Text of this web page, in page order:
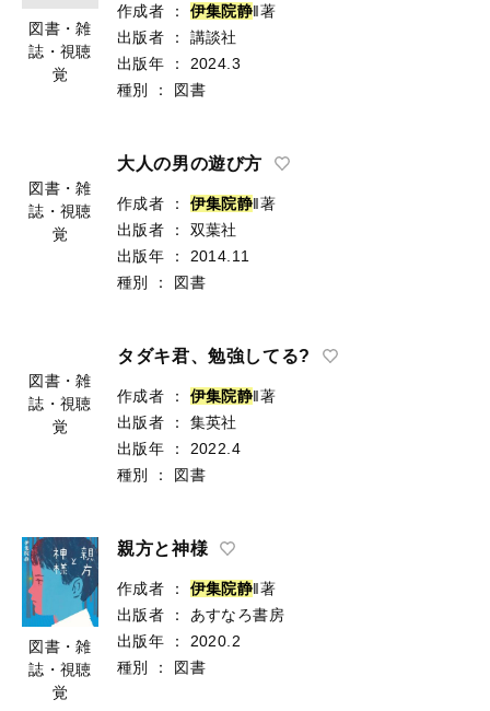
図書・雑
誌・視聴
覚
作成者 ： 伊集院静‖著
出版者
：
講談社
出版年
：
2024.3
種別
： 図書
図書・雑
誌・視聴
覚
大人の男の遊び方
作成者 ： 伊集院静‖著
出版者
：
双葉社
出版年
：
2014.11
種別
： 図書
図書・雑
誌・視聴
覚
タダキ君、勉強してる?
作成者 ： 伊集院静‖著
出版者
：
集英社
出版年
：
2022.4
種別
： 図書
図書・雑
誌・視聴
覚
親方と神様
作成者 ： 伊集院静‖著
出版者
：
あすなろ書房
出版年
：
2020.2
種別
： 図書